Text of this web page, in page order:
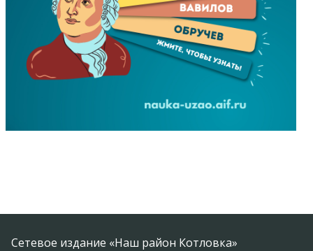
Сетевое издание «Наш район Котловка»